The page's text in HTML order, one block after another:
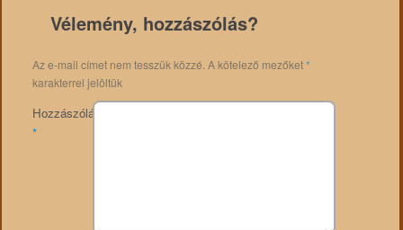
Vélemény, hozzászólás?
Az e-mail címet nem tesszük közzé. A kötelező mezőket*
karakterrel jelöltük
Hozzászólás
*